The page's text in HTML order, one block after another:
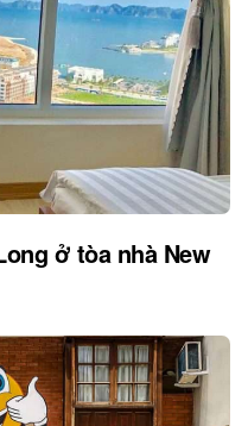
ở tòa nhà New